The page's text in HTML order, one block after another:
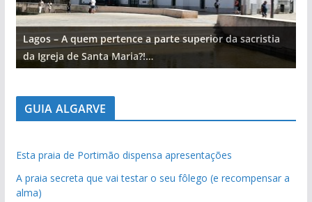
Lagos – A quem pertence a parte superior da sacristia
da Igreja de Santa Maria?!…
GUIA ALGARVE
Esta praia de Portimão dispensa apresentações
A praia secreta que vai testar o seu fôlego (e recompensar a
alma)